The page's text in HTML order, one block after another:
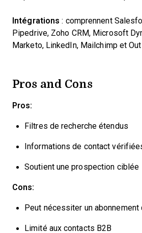
Intégrations : comprennent
Pipedrive, Zoho CRM, Microsoft
Marketo, LinkedIn, Mailchimp et
Pros and Cons
Pros:
Filtres de recherche étendus
Informations de contact
Soutient une prospection ciblée
Cons:
Peut nécessiter un abonnement
Limité aux contacts B2B